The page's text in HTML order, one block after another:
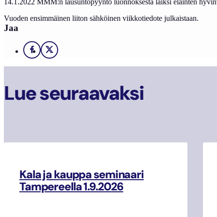
Vuoden ensimmäinen liiton sähköinen viikkotiedote julkaistaan.
Jaa
Facebook
X
Lue seuraavaksi
Kala ja kauppa seminaari
Tampereella 1.9.2026